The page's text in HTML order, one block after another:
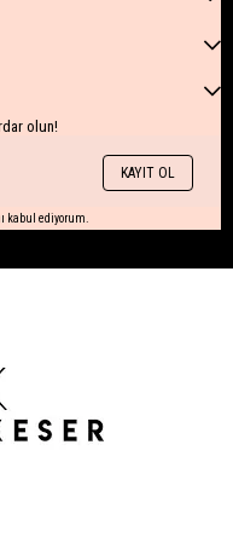
olun!
KAYIT OL
kabul ediyorum.